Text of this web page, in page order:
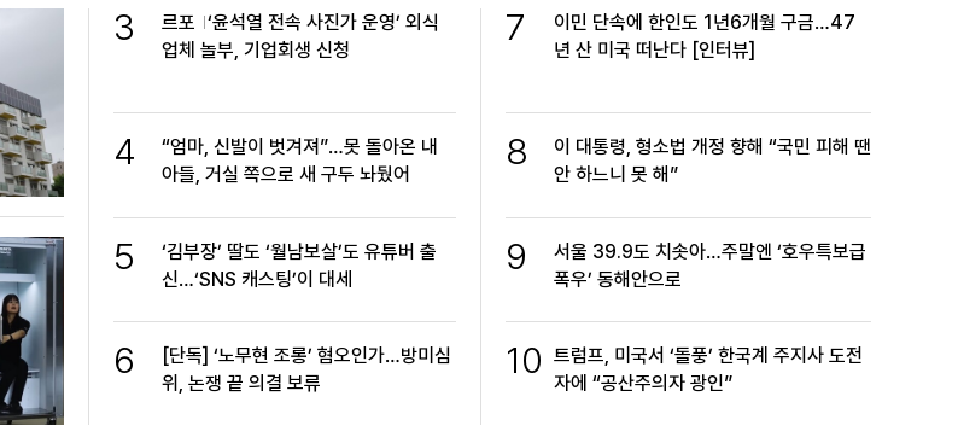
3 르포 ‘윤석열 전속 사진가 운영’ 외식
업체 놀부, 기업회생 신청
4
“엄마, 신발이 벗겨져”…못 돌아온 내
아들, 거실 쪽으로 새 구두 놔뒀어
5
‘김부장’ 딸도 ‘월남보살’도 유튜버 출
신…‘SNS 캐스팅’이 대세
6
[단독] ‘노무현 조롱’ 혐오인가…방미심
위, 논쟁 끝 의결 보류
7
이민 단속에 한인도 1년6개월 구금…47
년 산 미국 떠난다 [인터뷰]
8
이 대통령, 형소법 개정 향해 “국민 피해 땐
안 하느니 못 해”
9
서울 39.9도 치솟아…주말엔 ‘호우특보급
폭우’ 동해안으로
10 트럼프, 미국서 ‘돌풍’ 한국계 주지사 도전
자에 “공산주의자 광인”